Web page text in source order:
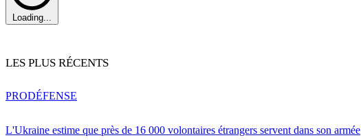
Loading...
LES PLUS RÉCENTS
L'Ukraine estime que près de 16 000 volontaires étrangers servent dans son armée
PRODÉFENSE